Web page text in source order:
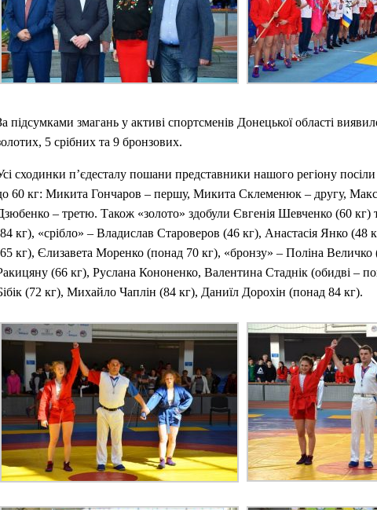
підсумками змагань у активі спортсменів Донецької області
5 срібних та 9 бронзових.
сходинки п’єдесталу пошани представники нашого регіону посіли
60 кг: Микита Гончаров – першу, Микита Склеменюк – другу,
– третю. Також «золото» здобули Євгенія Шевченко (60 кг)
кг), «срібло» – Владислав Староверов (46 кг), Анастасія Янко (48
кг), Єлизавета Моренко (понад 70 кг), «бронзу» – Поліна
(66 кг), Руслана Кононенко, Валентина Стаднік (обидві –
(72 кг), Михайло Чаплін (84 кг), Даниїл Дорохін (понад 84 кг).